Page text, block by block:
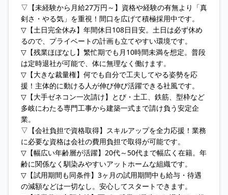
▽【未経験から月給27万円～】資格や経験の有無より「真
剣さ・やる気」を重視！間口を広げて積極採用中です。
▽【土日完全休み】年間休日108日目安。土日は必ず休め
るので、プライベートの計画も立てやすい環境です。
▽【残業ほぼなし】繁忙期でも月10時間未満を想定。普段
は定時退社が可能で、体に無理なく働けます。
▽【大きな裁量権】何でも自分で工夫してやる姿勢を応
援！主体的に動ける人が伸び伸び活躍できる社風です。
▽【大手ゼネコン一次請け】とび・土工、鉄筋、型枠など
多岐にわたる専門工事から建築一式まで請け負う安定企
業。
▽【会社負担で資格取得】スキルアップを全力応援！業務
に必要な資格は会社の費用負担で取得が可能です。
▽【幅広い年齢層が活躍】20代～50代まで幅広く在籍。年
齢に関係なく馴染みやすいアットホームな組織です。
▽【試用期間も同条件】3ヶ月の試用期間中も給与・待遇
の減額などは一切なし。安心してスタートできます。